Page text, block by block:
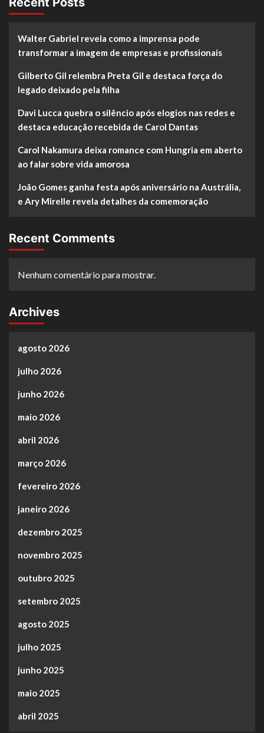
Walter Gabriel revela como a imprensa pode
transformar a imagem de empresas e profissionais
Gilberto Gil relembra Preta Gil e destaca força do
legado deixado pela filha
Davi Lucca quebra o silêncio após elogios nas redes e
destaca educação recebida de Carol Dantas
Carol Nakamura deixa romance com Hungria em aberto
ao falar sobre vida amorosa
João Gomes ganha festa após aniversário na Austrália,
e Ary Mirelle revela detalhes da comemoração
Recent Comments
Nenhum comentário para mostrar.
Archives
agosto 2026
julho 2026
junho 2026
maio 2026
abril 2026
março 2026
fevereiro 2026
janeiro 2026
dezembro 2025
novembro 2025
outubro 2025
setembro 2025
agosto 2025
julho 2025
junho 2025
maio 2025
abril 2025